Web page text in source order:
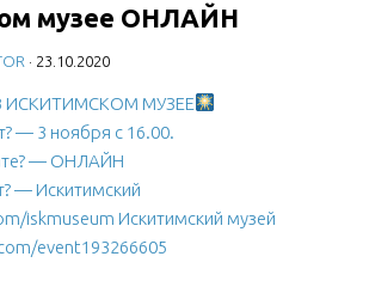
документы
коррупции
музее ОНЛАЙН
· 23.10.2020
ИСКИТИМСКОМ МУЗЕЕ
— 3 ноября с 16.00.
— ОНЛАЙН
— Искитимский
iskmuseum Искитимский музей
event193266605